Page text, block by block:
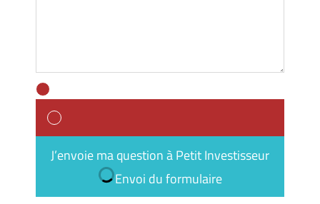
J’envoie ma question à Petit Investisseur
Envoi du formulaire